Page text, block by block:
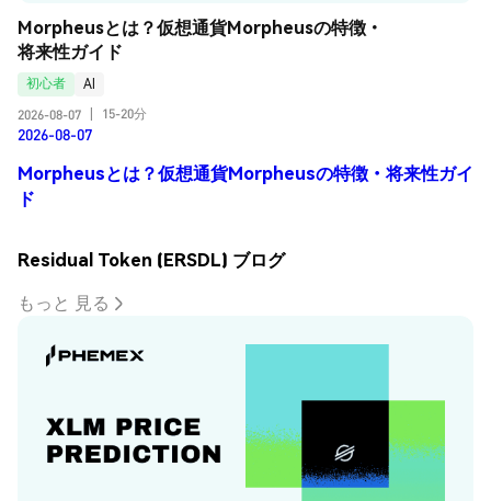
Morpheusとは？仮想通貨Morpheusの特徴・
将来性ガイド
初心者
AI
2026-08-07
15-20分
2026-08-07
Morpheusとは？仮想通貨Morpheusの特徴・将来性ガイ
ド
Residual Token (ERSDL) ブログ
もっと 見る